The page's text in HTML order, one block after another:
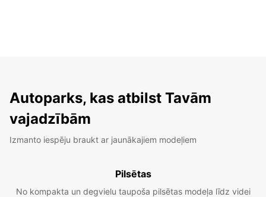
Autoparks, kas atbilst Tavām
vajadzībām
Izmanto iespēju braukt ar jaunākajiem modeļiem
Pilsētas
No kompakta un degvielu taupoša pilsētas modeļa līdz videi